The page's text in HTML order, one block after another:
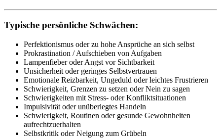
Typische persönliche Schwächen:
Perfektionismus oder zu hohe Ansprüche an sich selbst
Prokrastination / Aufschieben von Aufgaben
Lampenfieber oder Angst vor Sichtbarkeit
Unsicherheit oder geringes Selbstvertrauen
Emotionale Reizbarkeit, Ungeduld oder leichtes Frustrieren
Schwierigkeit, Grenzen zu setzen oder Nein zu sagen
Schwierigkeiten mit Stress- oder Konfliktsituationen
Impulsivität oder unüberlegtes Handeln
Schwierigkeit, Routinen oder gesunde Gewohnheiten
aufrechtzuerhalten
Selbstkritik oder Neigung zum Grübeln